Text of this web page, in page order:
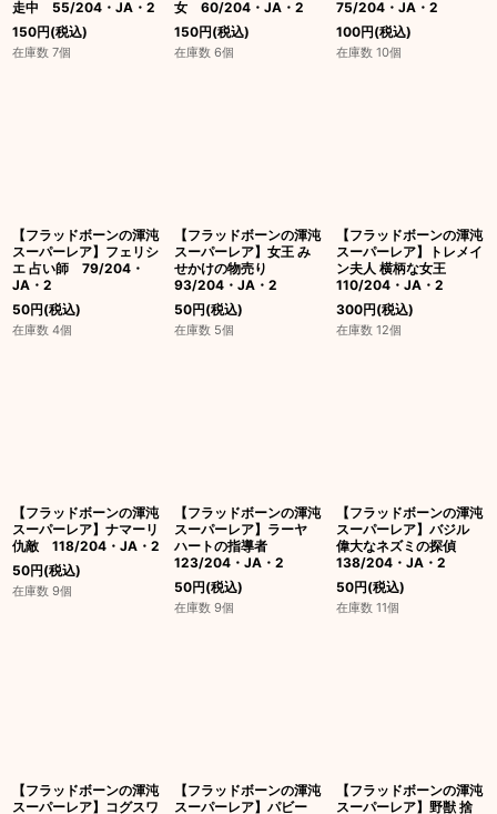
走中 55/204・JA・2
150円(税込)
在庫数 7個
女 60/204・JA・2
150円(税込)
在庫数 6個
75/204・JA・2
100円(税込)
在庫数 10個
【フラッドボーンの渾沌
スーパーレア】フェリシ
エ 占い師 79/204・
JA・2
50円(税込)
在庫数 4個
【フラッドボーンの渾沌
スーパーレア】女王 み
せかけの物売り
93/204・JA・2
50円(税込)
在庫数 5個
【フラッドボーンの渾沌
スーパーレア】トレメイ
ン夫人 横柄な女王
110/204・JA・2
300円(税込)
在庫数 12個
【フラッドボーンの渾沌
スーパーレア】ナマーリ
仇敵 118/204・JA・2
50円(税込)
在庫数 9個
【フラッドボーンの渾沌
スーパーレア】ラーヤ
ハートの指導者
123/204・JA・2
50円(税込)
在庫数 9個
【フラッドボーンの渾沌
スーパーレア】バジル
偉大なネズミの探偵
138/204・JA・2
50円(税込)
在庫数 11個
【フラッドボーンの渾沌
スーパーレア】コグスワ
【フラッドボーンの渾沌
スーパーレア】パビー
【フラッドボーンの渾沌
スーパーレア】野獣 捨